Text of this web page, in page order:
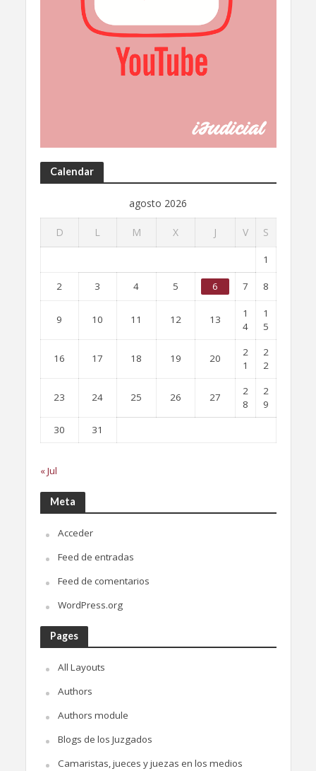
Calendar
agosto 2026
D L M X J V S
1
2 3 4 5 6 7 8
9 10 11 12 13
1
4
1
5
16 17 18 19 20
2
1
2
2
23 24 25 26 27
2
8
2
9
30
31
« Jul
Meta
Acceder
Feed de entradas
Feed de comentarios
WordPress.org
Pages
All Layouts
Authors
Authors module
Blogs de los Juzgados
Camaristas, jueces y juezas en los medios